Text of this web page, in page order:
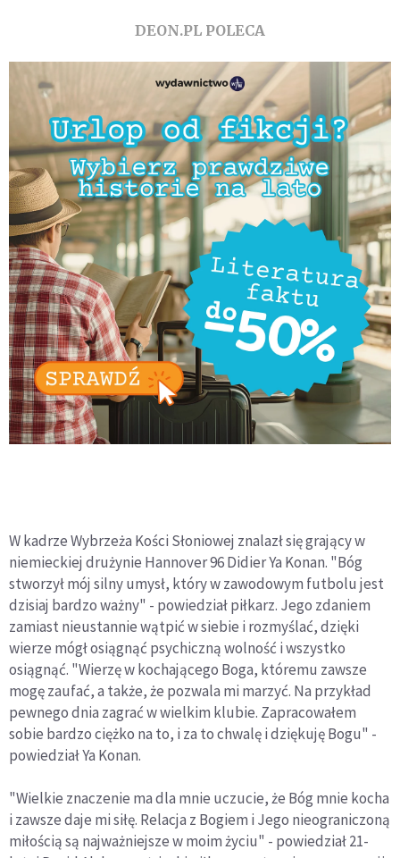
DEON.PL POLECA
W kadrze Wybrzeża Kości Słoniowej znalazł się grający w
niemieckiej drużynie Hannover 96 Didier Ya Konan. "Bóg
stworzył mój silny umysł, który w zawodowym futbolu jest
dzisiaj bardzo ważny" - powiedział piłkarz. Jego zdaniem
zamiast nieustannie wątpić w siebie i rozmyślać, dzięki
wierze mógł osiągnąć psychiczną wolność i wszystko
osiągnąć. "Wierzę w kochającego Boga, któremu zawsze
mogę zaufać, a także, że pozwala mi marzyć. Na przykład
pewnego dnia zagrać w wielkim klubie. Zapracowałem
sobie bardzo ciężko na to, i za to chwalę i dziękuję Bogu" -
powiedział Ya Konan.
"Wielkie znaczenie ma dla mnie uczucie, że Bóg mnie kocha
i zawsze daje mi siłę. Relacja z Bogiem i Jego nieograniczoną
miłością są najważniejsze w moim życiu" - powiedział 21-